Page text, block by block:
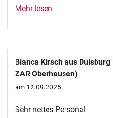
Mehr lesen
Bianca Kirsch aus
ZAR Oberhausen)
am 12.09.2025
Sehr nettes Personal